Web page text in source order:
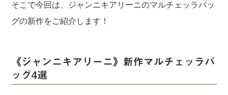
そこで今回は、ジャンニキアリーニのマルチェッラバッ
グの新作をご紹介します！
《ジャンニキアリーニ》新作マルチェッラバ
ッグ4選